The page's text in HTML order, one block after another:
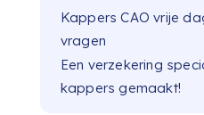
Kappers CAO vrije
vragen
Een verzekering
kappers gemaakt!